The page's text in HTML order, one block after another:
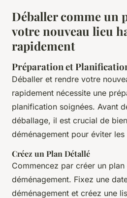
Déballer comme un
votre nouveau lieu
rapidement
Préparation et
Déballer et rendre votre
rapidement nécessite une
planification soignées. Avant
déballage, il est crucial de
déménagement pour éviter
Créez un Plan Détallé
Commencez par créer un
déménagement. Fixez une
déménagement et créez une